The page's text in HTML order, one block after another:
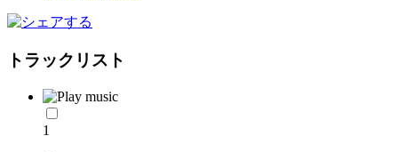
トラックリスト
1